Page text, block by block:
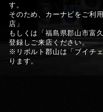
す。
そのため、カーナビをご利
店」
もしくは「福島県郡山市富
登録しご来店ください。
※リボルト郡山は「ブイチ
ります。